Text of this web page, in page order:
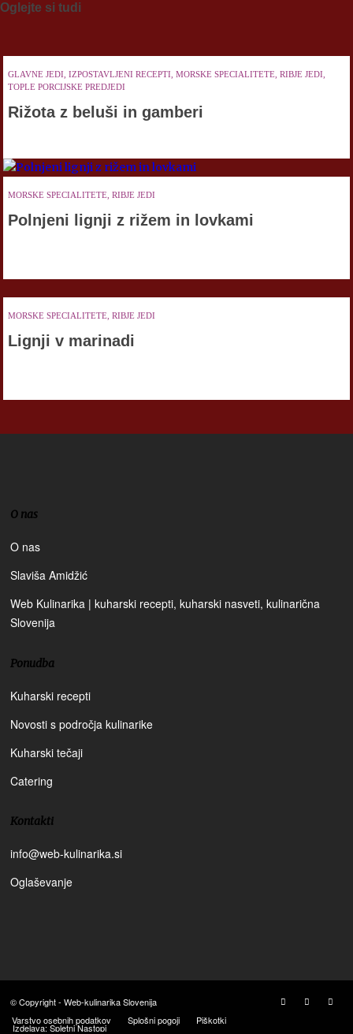
Oglejte si tudi
GLAVNE JEDI, IZPOSTAVLJENI RECEPTI, MORSKE SPECIALITETE, RIBJE JEDI,
TOPLE PORCIJSKE PREDJEDI
Rižota z beluši in gamberi
MORSKE SPECIALITETE, RIBJE JEDI
Polnjeni lignji z rižem in lovkami
MORSKE SPECIALITETE, RIBJE JEDI
Lignji v marinadi
O nas
O nas
Slaviša Amidžić
Web Kulinarika | kuharski recepti, kuharski nasveti, kulinarična
Slovenija
Ponudba
Kuharski recepti
Novosti s področja kulinarike
Kuharski tečaji
Catering
Kontakti
info@web-kulinarika.si
Oglaševanje
© Copyright - Web-kulinarika Slovenija
Varstvo osebnih podatkov
Splošni pogoji Piškotki
Izdelava: Spletni Nastopi